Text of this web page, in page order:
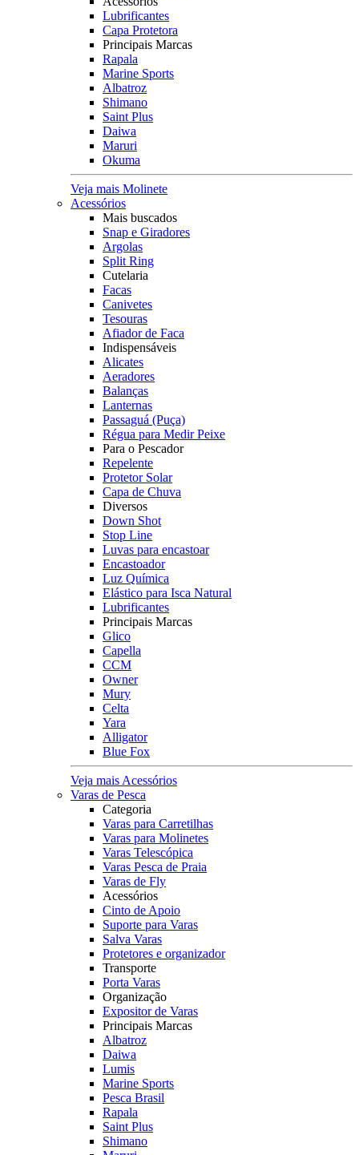
Lubrificantes
Capa Protetora
Principais Marcas
Rapala
Marine Sports
Albatroz
Shimano
Saint Plus
Daiwa
Maruri
Okuma
Veja mais Molinete
Acessórios
Mais buscados
Snap e Giradores
Argolas
Split Ring
Cutelaria
Facas
Canivetes
Tesouras
Afiador de Faca
Indispensáveis
Alicates
Aeradores
Balanças
Lanternas
Passaguá (Puça)
Régua para Medir Peixe
Para o Pescador
Repelente
Protetor Solar
Capa de Chuva
Diversos
Down Shot
Stop Line
Luvas para encastoar
Encastoador
Luz Química
Elástico para Isca Natural
Lubrificantes
Principais Marcas
Glico
Capella
CCM
Owner
Mury
Celta
Yara
Alligator
Blue Fox
Veja mais Acessórios
Varas de Pesca
Categoria
Varas para Carretilhas
Varas para Molinetes
Varas Telescópica
Varas Pesca de Praia
Varas de Fly
Acessórios
Cinto de Apoio
Suporte para Varas
Salva Varas
Protetores e organizador
Transporte
Porta Varas
Organização
Expositor de Varas
Principais Marcas
Albatroz
Daiwa
Lumis
Marine Sports
Pesca Brasil
Rapala
Saint Plus
Shimano